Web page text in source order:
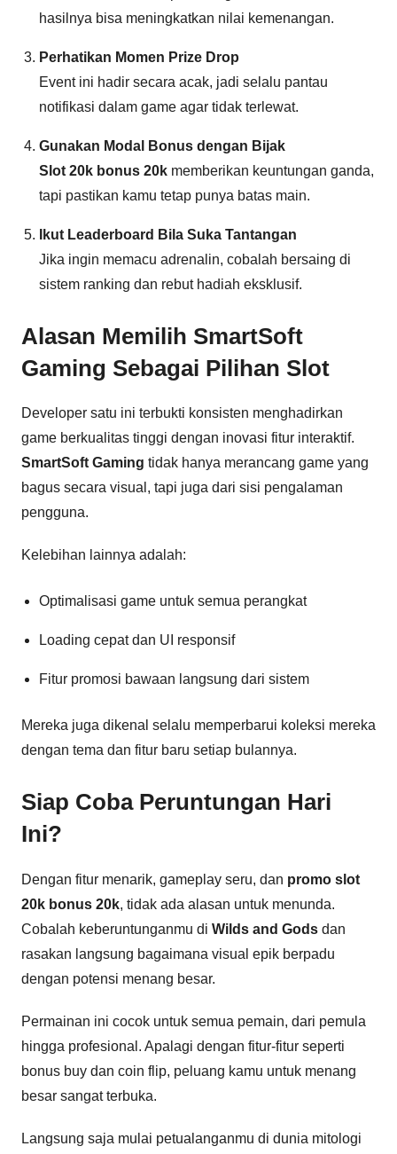
hasilnya bisa meningkatkan nilai kemenangan.
Perhatikan Momen Prize Drop
Event ini hadir secara acak, jadi selalu pantau
notifikasi dalam game agar tidak terlewat.
Gunakan Modal Bonus dengan Bijak
Slot 20k bonus 20k memberikan keuntungan ganda,
tapi pastikan kamu tetap punya batas main.
Ikut Leaderboard Bila Suka Tantangan
Jika ingin memacu adrenalin, cobalah bersaing di
sistem ranking dan rebut hadiah eksklusif.
Alasan Memilih SmartSoft
Gaming Sebagai Pilihan Slot
Developer satu ini terbukti konsisten menghadirkan
game berkualitas tinggi dengan inovasi fitur interaktif.
SmartSoft Gaming tidak hanya merancang game yang
bagus secara visual, tapi juga dari sisi pengalaman
pengguna.
Kelebihan lainnya adalah:
Optimalisasi game untuk semua perangkat
Loading cepat dan UI responsif
Fitur promosi bawaan langsung dari sistem
Mereka juga dikenal selalu memperbarui koleksi mereka
dengan tema dan fitur baru setiap bulannya.
Siap Coba Peruntungan Hari
Ini?
Dengan fitur menarik, gameplay seru, dan promo slot
20k bonus 20k, tidak ada alasan untuk menunda.
Cobalah keberuntunganmu di Wilds and Gods dan
rasakan langsung bagaimana visual epik berpadu
dengan potensi menang besar.
Permainan ini cocok untuk semua pemain, dari pemula
hingga profesional. Apalagi dengan fitur-fitur seperti
bonus buy dan coin flip, peluang kamu untuk menang
besar sangat terbuka.
Langsung saja mulai petualanganmu di dunia mitologi